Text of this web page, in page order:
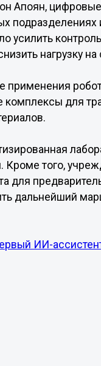
Апоян,
подразделениях
нагрузку на
применения
комплексы для
Кроме того,
для
дальнейший
ИИ-